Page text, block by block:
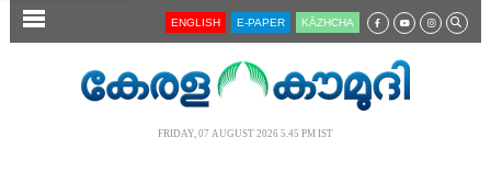
SECTIONS ENGLISH E-PAPER KĀZHCHA
FRIDAY, 07 AUGUST 2026 5.45 PM IST